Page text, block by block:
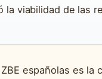
la viabilidad de las
españolas es la